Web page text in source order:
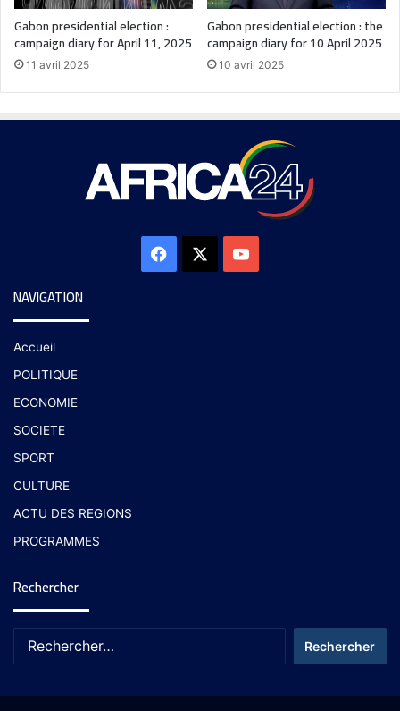
Gabon presidential election :
campaign diary for April 11, 2025
11 avril 2025
Gabon presidential election : the
campaign diary for 10 April 2025
10 avril 2025
NAVIGATION
Accueil
POLITIQUE
ECONOMIE
SOCIETE
SPORT
CULTURE
ACTU DES REGIONS
PROGRAMMES
Rechercher